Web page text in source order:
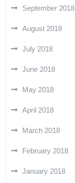
September 2018
August 2018
July 2018
June 2018
May 2018
April 2018
March 2018
February 2018
January 2018